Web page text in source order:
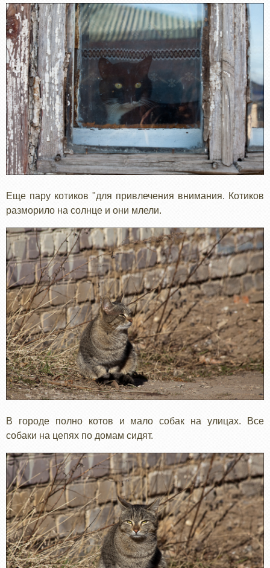
Еще пару котиков "для привлечения внимания. Котиков
разморило на солнце и они млели.
В городе полно котов и мало собак на улицах. Все
собаки на цепях по домам сидят.